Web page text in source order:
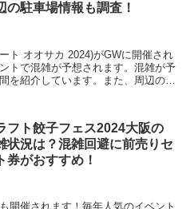
の駐車場情報も調査！
ト オオサカ 2024)がGWに開催され
トで混雑が予想されます。混雑が予
を紹介しています。また、周辺の駐
フト餃子フェス2024大阪の
状況は？混雑回避に前売りセ
券がおすすめ！
開催されます！毎年人気のイベント